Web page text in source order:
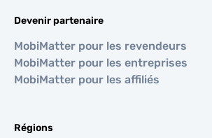
Devenir partenaire
MobiMatter pour les revendeurs
MobiMatter pour les entreprises
MobiMatter pour les affiliés
Régions